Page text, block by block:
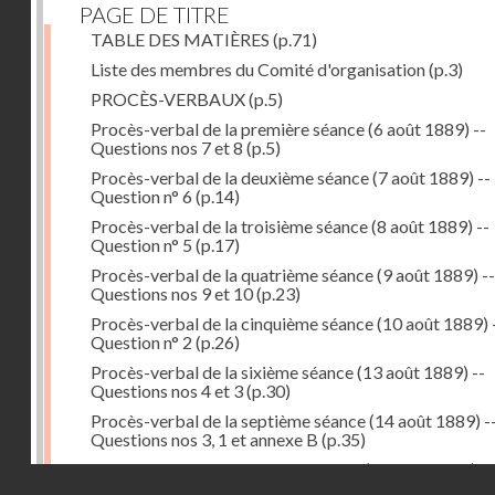
PAGE DE TITRE
TABLE DES MATIÈRES (p.71)
Liste des membres du Comité d'organisation(p.3)
PROCÈS-VERBAUX(p.5)
Procès-verbal de la première séance (6 août 1889) --
Questions nos 7 et 8 (p.5)
Procès-verbal de la deuxième séance (7 août 1889) --
Question n° 6 (p.14)
Procès-verbal de la troisième séance (8 août 1889) --
Question n° 5 (p.17)
Procès-verbal de la quatrième séance (9 août 1889) --
Questions nos 9 et 10(p.23)
Procès-verbal de la cinquième séance (10 août 1889)
Question n° 2 (p.26)
Procès-verbal de la sixième séance (13 août 1889) --
Questions nos 4 et 3(p.30)
Procès-verbal de la septième séance (14 août 1889)
Questions nos 3, 1 et annexe B (p.35)
Procès-verbal de la huitième séance (16 août 1889) --